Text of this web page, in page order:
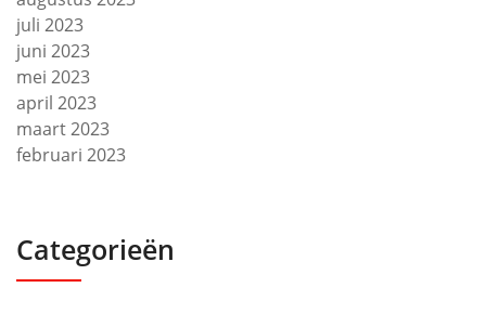
juli 2023
juni 2023
mei 2023
april 2023
maart 2023
februari 2023
Categorieën